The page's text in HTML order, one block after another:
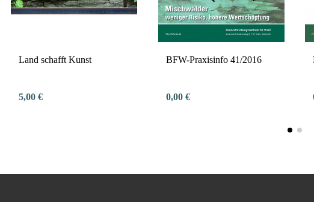
Land schafft Kunst
5,00 €
BFW-Praxisinfo 41/2016
0,00 €